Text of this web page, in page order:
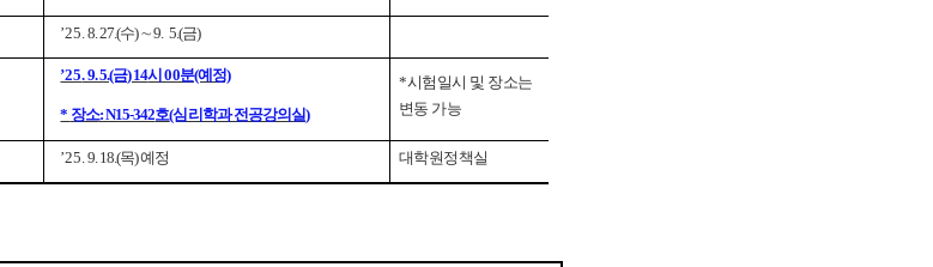
’25. 8. 27.(수)∼ 9. 5.(금)
’25. 9. 5.(금) 14시 00분(예정)
* 장소: N15-342호(심리학과 전공강의실)
*시험일시 및 장소는
변동 가능
’25. 9. 18.(목)예정 대학원정책실